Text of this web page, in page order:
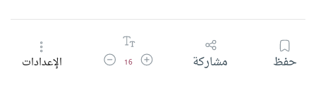
حفظ مشاركة زيادة حجم الخط
16 تقليل حجم الخطالإعدادات